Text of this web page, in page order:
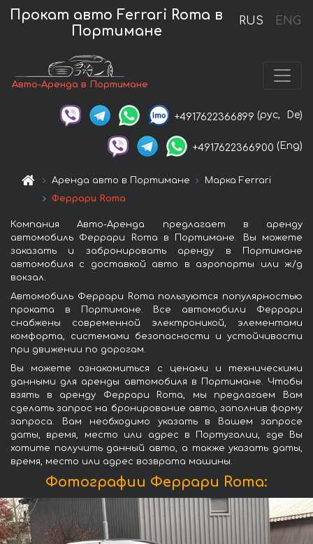
RUS ENG
Прокат авто Ferrari Roma в
Портимане
Авто-Аренда в Портимане
+4917622366899 (рус, De)
+4917622366900 (Eng)
Аренда авто в Портимане
Марка Ferrari
Феррари Roma
Компания Авто-Аренда предлагает в аренду
автомобиль Феррари Roma в Портимане. Вы можете
заказать и забронировать аренду в Портимане
автомобиля с доставкой авто в аэропорты или ж/д
вокзал.
Автомобиль Феррари Roma пользуются популярностью
проката в Портимане. Все автомобили Феррари
снабжены современной электроникой, элементами
комфорта, системами безопасности и устойчивости
при движении по дорогам.
Вы можете ознакомиться с ценами и техническими
данными для аренды автомобиля в Портимане. Чтобы
взять в аренду Феррари Roma, мы предлагаем Вам
сделать запрос на бронирование авто, заполнив форму
запроса. Вам необходимо указать в Вашем запросе
даты, время, место или адрес в Португалии, где Вы
хотите получить данный авто, а также указать даты,
время, место или адрес возврата машины.
Фотографии Феррари Roma: